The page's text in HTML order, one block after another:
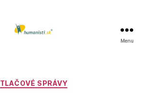
Menu
Kategórie
TLAČOVÉ SPRÁVY